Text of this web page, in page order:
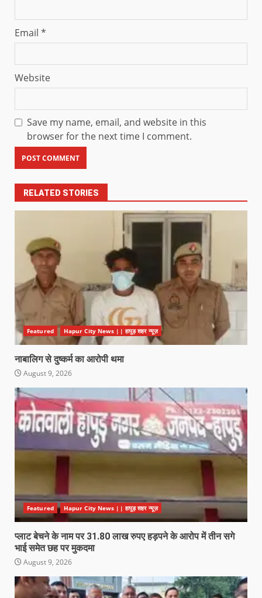
Email *
Website
Save my name, email, and website in this
browser for the next time I comment.
RELATED STORIES
Featured Hapur City News || हापुड़ शहर न्यूज़
नाबालिग से दुष्कर्म का आरोपी थमा
August 9, 2026
Featured Hapur City News || हापुड़ शहर न्यूज़
प्लाट बेचने के नाम पर 31.80 लाख रुपए हड़पने के आरोप में तीन सगे
भाई समेत छह पर मुकदमा
August 9, 2026